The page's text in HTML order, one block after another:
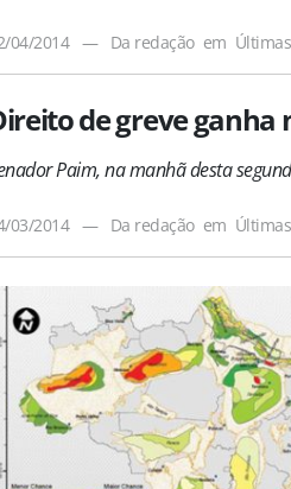
04/2014 — Da redação em Últimas
de greve ganha
Paim, na manhã desta
03/2014 — Da redação em Últimas